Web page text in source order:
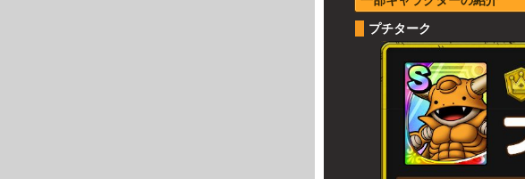
プチターク